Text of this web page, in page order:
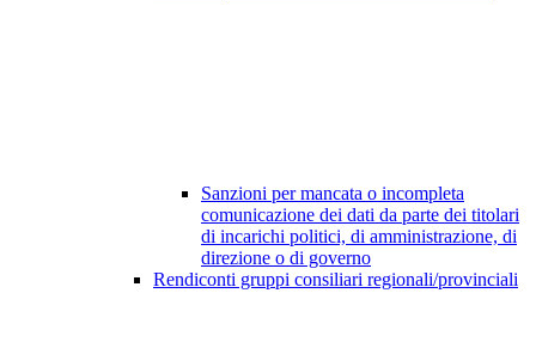
Sanzioni per mancata o incompleta
comunicazione dei dati da parte dei titolari
di incarichi politici, di amministrazione, di
direzione o di governo
Rendiconti gruppi consiliari regionali/provinciali